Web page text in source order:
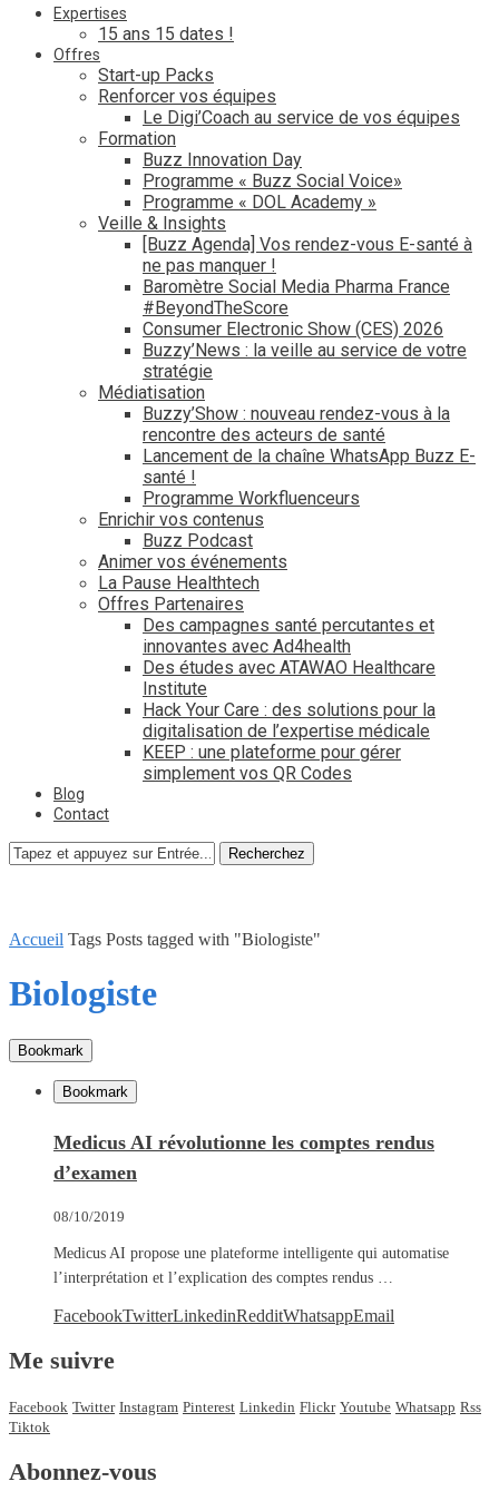
Expertises
15 ans 15 dates !
Offres
Start-up Packs
Renforcer vos équipes
Le Digi’Coach au service de vos équipes
Formation
Buzz Innovation Day
Programme « Buzz Social Voice»
Programme « DOL Academy »
Veille & Insights
[Buzz Agenda] Vos rendez-vous E-santé à
ne pas manquer !
Baromètre Social Media Pharma France
#BeyondTheScore
Consumer Electronic Show (CES) 2026
Buzzy’News : la veille au service de votre
stratégie
Médiatisation
Buzzy’Show : nouveau rendez-vous à la
rencontre des acteurs de santé
Lancement de la chaîne WhatsApp Buzz E-
santé !
Programme Workfluenceurs
Enrichir vos contenus
Buzz Podcast
Animer vos événements
La Pause Healthtech
Offres Partenaires
Des campagnes santé percutantes et
innovantes avec Ad4health
Des études avec ATAWAO Healthcare
Institute
Hack Your Care : des solutions pour la
digitalisation de l’expertise médicale
KEEP : une plateforme pour gérer
simplement vos QR Codes
Blog
Contact
Recherchez
Accueil Tags Posts tagged with "Biologiste"
Biologiste
Bookmark
Bookmark
Medicus AI révolutionne les comptes rendus
d’examen
08/10/2019
Medicus AI propose une plateforme intelligente qui automatise
l’interprétation et l’explication des comptes rendus …
FacebookTwitterLinkedinRedditWhatsappEmail
Me suivre
Facebook Twitter Instagram Pinterest Linkedin Flickr Youtube Whatsapp Rss
Tiktok
Abonnez-vous